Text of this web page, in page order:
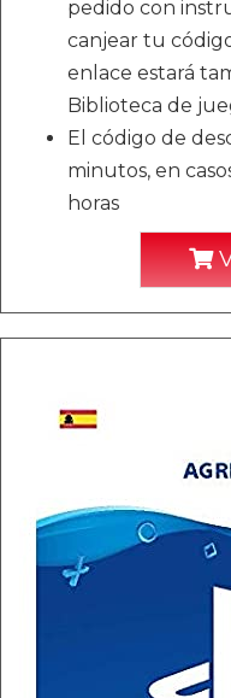
pedido con
canjear tu
enlace estará
Biblioteca de
El código de
minutos, en
horas